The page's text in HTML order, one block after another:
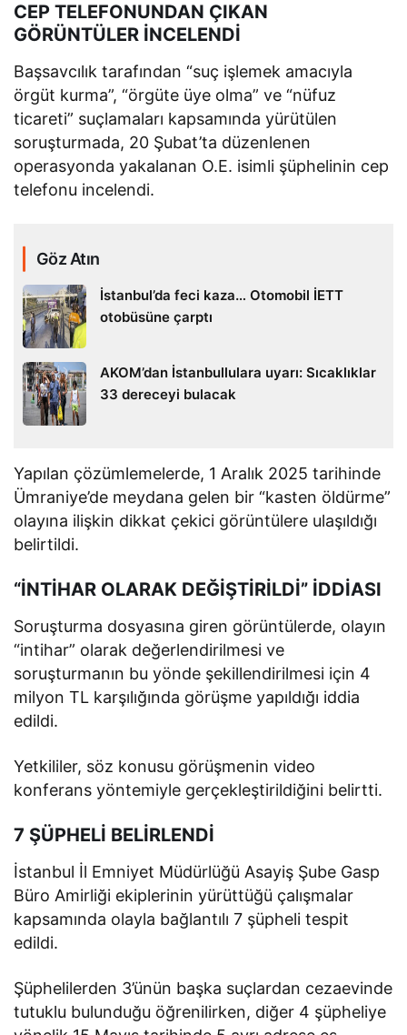
CEP TELEFONUNDAN ÇIKAN
GÖRÜNTÜLER İNCELENDİ
Başsavcılık tarafından “suç işlemek amacıyla
örgüt kurma”, “örgüte üye olma” ve “nüfuz
ticareti” suçlamaları kapsamında yürütülen
soruşturmada, 20 Şubat’ta düzenlenen
operasyonda yakalanan O.E. isimli şüphelinin cep
telefonu incelendi.
Göz Atın
İstanbul’da feci kaza… Otomobil İETT
otobüsüne çarptı
AKOM’dan İstanbullulara uyarı: Sıcaklıklar
33 dereceyi bulacak
Yapılan çözümlemelerde, 1 Aralık 2025 tarihinde
Ümraniye’de meydana gelen bir “kasten öldürme”
olayına ilişkin dikkat çekici görüntülere ulaşıldığı
belirtildi.
“İNTİHAR OLARAK DEĞİŞTİRİLDİ” İDDİASI
Soruşturma dosyasına giren görüntülerde, olayın
“intihar” olarak değerlendirilmesi ve
soruşturmanın bu yönde şekillendirilmesi için 4
milyon TL karşılığında görüşme yapıldığı iddia
edildi.
Yetkililer, söz konusu görüşmenin video
konferans yöntemiyle gerçekleştirildiğini belirtti.
7 ŞÜPHELİ BELİRLENDİ
İstanbul İl Emniyet Müdürlüğü Asayiş Şube Gasp
Büro Amirliği ekiplerinin yürüttüğü çalışmalar
kapsamında olayla bağlantılı 7 şüpheli tespit
edildi.
Şüphelilerden 3’ünün başka suçlardan cezaevinde
tutuklu bulunduğu öğrenilirken, diğer 4 şüpheliye